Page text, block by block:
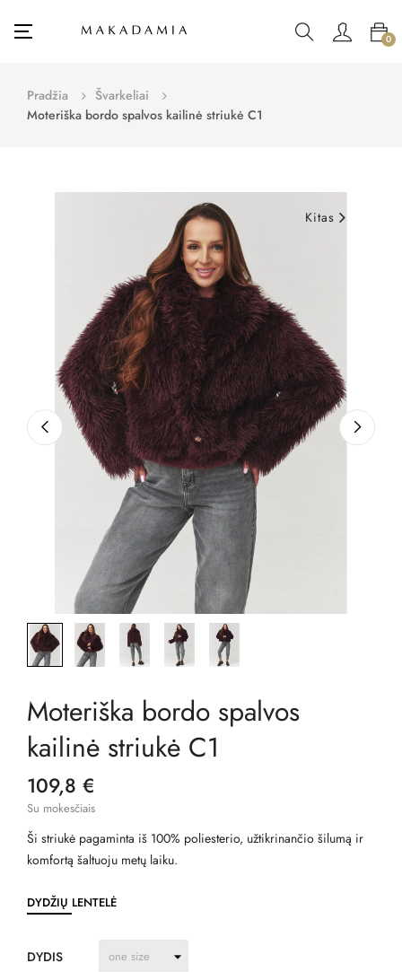
Toggle
☰ 0
Pradžia
Švarkeliai
Moteriška bordo spalvos kailinė striukė C1
Kitas
Moteriška bordo spalvos
kailinė striukė C1
109,8 €
Su mokesčiais
Ši striukė pagaminta iš 100% poliesterio, užtikrinančio šilumą ir
komfortą šaltuoju metų laiku.
DYDŽIŲ LENTELĖ
DYDIS